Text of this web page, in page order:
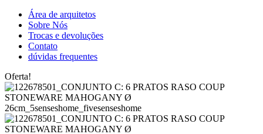
Área de arquitetos
Sobre Nós
Trocas e devoluções
Contato
dúvidas frequentes
Oferta!